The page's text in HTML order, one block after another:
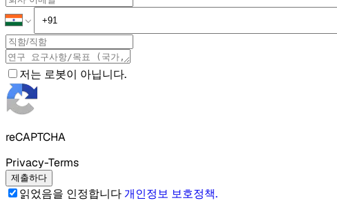
저는 로봇이 아닙니다.
reCAPTCHA
Privacy-Terms
제출하다
읽었음을 인정합니다개인정보 보호정책.